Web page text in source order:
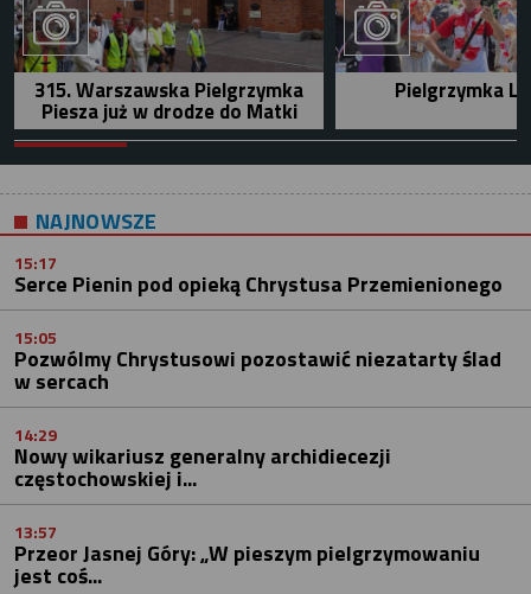
315. Warszawska Pielgrzymka
Piesza już w drodze do Matki
Pielgrzymka
NAJNOWSZE
15:17
Serce Pienin pod opieką Chrystusa Przemienionego
15:05
Pozwólmy Chrystusowi pozostawić niezatarty ślad
w sercach
14:29
Nowy wikariusz generalny archidiecezji
częstochowskiej i...
13:57
Przeor Jasnej Góry: „W pieszym pielgrzymowaniu
jest coś...